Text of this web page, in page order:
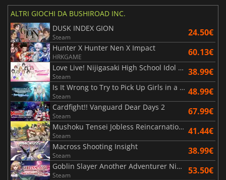
ALTRI GIOCHI DA BUSHIROAD INC.
DUSK INDEX GION
Steam 24.50€
Hunter X Hunter Nen X Impact
HRKGAME 60.13€
Love Live! Nijigasaki High School Idol Club TOKIMEKI Roadmap to Future
Steam 38.99€
Is It Wrong to Try to Pick Up Girls in a Dungeon? Fullland of Water and Light
Steam 48.99€
Cardfight!! Vanguard Dear Days 2
Steam 67.99€
Mushoku Tensei Jobless Reincarnation Quest of Memories
Steam 41.44€
Macross Shooting Insight
Steam 38.99€
Goblin Slayer Another Adventurer Nightmare Feast
Steam 53.50€